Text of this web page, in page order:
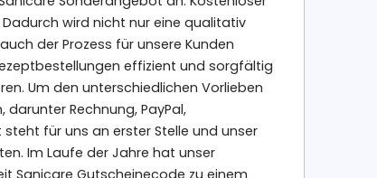
wird nicht nur eine qualitativ
der Prozess für unsere Kunden
effizient und sorgfältig
Um den unterschiedlichen Vorlieben
Rechnung, PayPal,
für uns an erster Stelle und unser
Im Laufe der Jahre hat unser
Sanicare Gutscheinecode zu einem